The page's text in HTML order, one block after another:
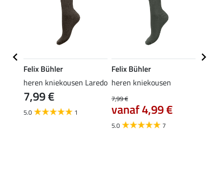
Felix Bühler
heren kniekousen Laredo
7,99 €
5.0 1
Felix Bühler
heren kniekousen
7,99 €
vanaf 4,99 €
5.0 7